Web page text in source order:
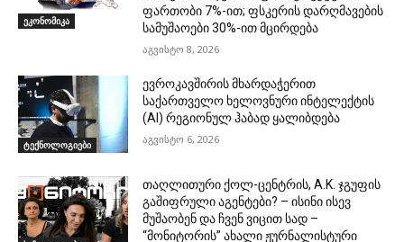
ეკონომიკა
ფართობი 7%-ით; ფსკერის დარღმავების
სამუშაოები 30%-ით მცირდება
აგვისტო 8, 2026
ტექნოლოგიები
ევროკავშირის მხარდაჭერით
საქართველო ხელოვნური ინტელექტის
(AI) რეგიონულ ჰაბად ყალიბდება
აგვისტო 6, 2026
თაღლითური ქოლ-ცენტრის, A.K. ჯგუფის
გაშიფრული აგენტები? – ისინი ისევ
მუშაობენ და ჩვენ ვიცით სად –
“მონიტორის” ახალი ჟურნალისტური